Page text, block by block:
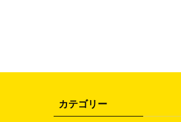
カテゴリー